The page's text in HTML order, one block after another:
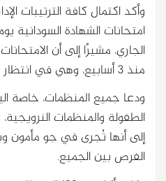
وأكد اكتمال كافة الترتيبات
امتحانات الشهادة السودانية
الجاري، مشيرًا إلى أن
منذ 3 أسابيع، وهي في انتظار المواقيت الزمنية.
ودعا جميع المنظمات، خاصة
الطفولة والمنظمات النرويجية،
إلى أنها تُجرى في جو مأمون
الفرص بين الجميع.